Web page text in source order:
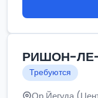
РИШОН-
Требуются